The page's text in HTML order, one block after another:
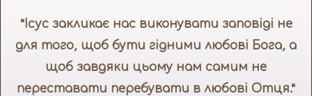
"Ісус закликає нас виконувати заповіді не
для того, щоб бути гідними любові Бога, а
щоб завдяки цьому нам самим не
переставати перебувати в любові Отця."